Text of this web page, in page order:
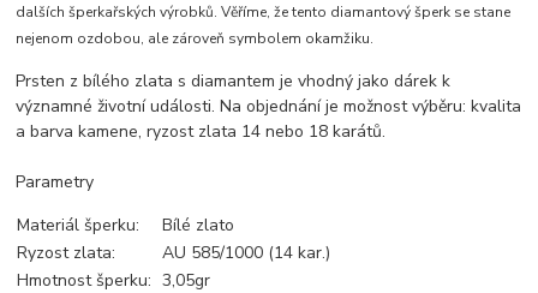
dalších šperkařských výrobků. Věříme, že tento diamantový šperk se stane
nejenom ozdobou, ale zároveň symbolem okamžiku.
Prsten z bílého zlata s diamantem je vhodný jako dárek k
významné životní události. Na objednání je možnost výběru: kvalita
a barva kamene, ryzost zlata 14 nebo 18 karátů.
Parametry
Materiál šperku:
Bílé zlato
Ryzost zlata:
AU 585/1000 (14 kar.)
Hmotnost šperku: 3,05gr